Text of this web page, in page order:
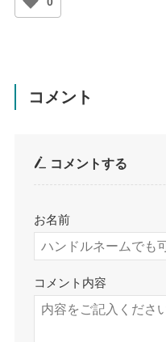
コメント
コメントする
お名前
コメント内容